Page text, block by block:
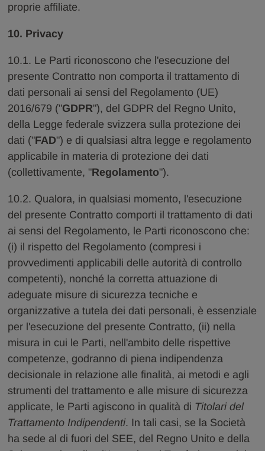
proprie affiliate.
10. Privacy
10.1. Le Parti riconoscono che l'esecuzione del
presente Contratto non comporta il trattamento di
dati personali ai sensi del Regolamento (UE)
2016/679 ("GDPR"), del GDPR del Regno Unito,
della Legge federale svizzera sulla protezione dei
dati ("FAD") e di qualsiasi altra legge e regolamento
applicabile in materia di protezione dei dati
(collettivamente, "Regolamento").
10.2. Qualora, in qualsiasi momento, l'esecuzione
del presente Contratto comporti il trattamento di dati
ai sensi del Regolamento, le Parti riconoscono che:
(i) il rispetto del Regolamento (compresi i
provvedimenti applicabili delle autorità di controllo
competenti), nonché la corretta attuazione di
adeguate misure di sicurezza tecniche e
organizzative a tutela dei dati personali, è essenziale
per l'esecuzione del presente Contratto, (ii) nella
misura in cui le Parti, nell'ambito delle rispettive
competenze, godranno di piena indipendenza
decisionale in relazione alle finalità, ai metodi e agli
strumenti del trattamento e alle misure di sicurezza
applicate, le Parti agiscono in qualità di Titolari del
Trattamento Indipendenti. In tali casi, se la Società
ha sede al di fuori del SEE, del Regno Unito e della